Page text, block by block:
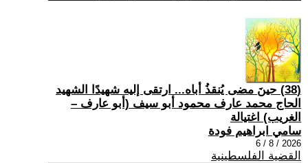
(38) حينَ مضى يُنقذُ أباه... ارتقى إليه شهيدًا الشهيد
الحاج محمد عارف محمود أبو سيف (أبو عارف –
الغريب) اغتيالة
سامي ابراهيم فودة
2026 / 8 / 6
القضية الفلسطينية